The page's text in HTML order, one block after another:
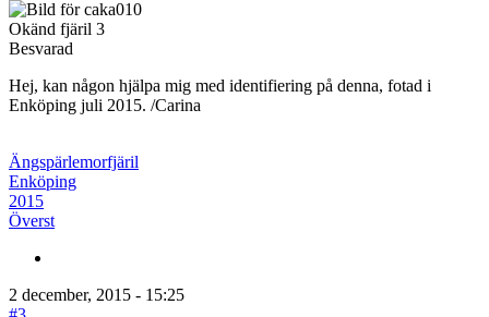
Okänd fjäril 3
Besvarad
Hej, kan någon hjälpa mig med identifiering på denna, fotad i
Enköping juli 2015. /Carina
Ängspärlemorfjäril
Enköping
2015
Överst
2 december, 2015 - 15:25